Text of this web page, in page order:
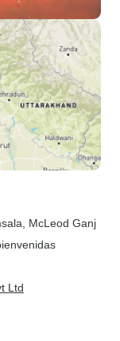
, McLeod Ganj
Ltd